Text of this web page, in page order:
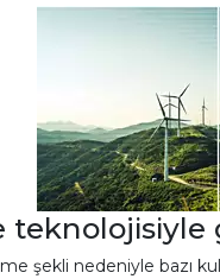
şekli nedeniyle bazı